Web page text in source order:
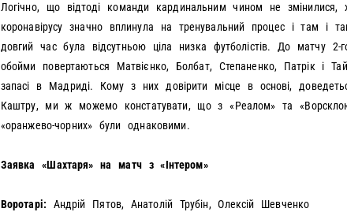
Логічно, що відтоді команди кардинальним чином не змінилися,
коронавірусу значно вплинула на тренувальний процес і там і
довгий час була відсутньою ціла низка футболістів. До матчу 2-
обойми повертаються Матвієнко, Болбат, Степаненко, Патрік і
запасі в Мадриді. Кому з них довірити місце в основі,
Каштру, ми ж можемо констатувати, що з «Реалом» та
«оранжево-чорних» були однаковими.
Заявка «Шахтаря» на матч з «Інтером»
Воротарі: Андрій Пятов, Анатолій Трубін, Олексій Шевченко